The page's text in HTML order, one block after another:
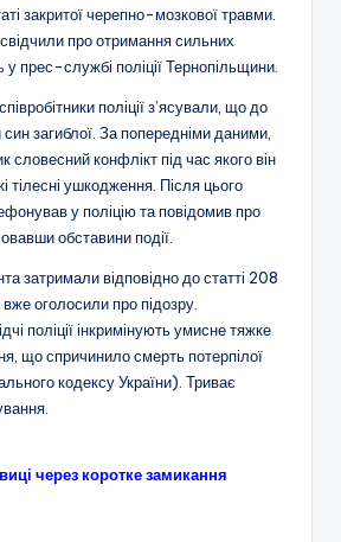
закритої черепно-мозкової травми.
про отримання сильних
у прес-службі поліції Тернопільщини.
поліції з’ясували, що до
син загиблої. За попередніми даними,
словесний конфлікт під час якого він
тілесні ушкодження. Після цього
у поліцію та повідомив про
обставини події.
затримали відповідно до статті 208
оголосили про підозру.
поліції інкримінують умисне тяжке
що спричинило смерть потерпілої
кодексу України). Триває
через коротке замикання